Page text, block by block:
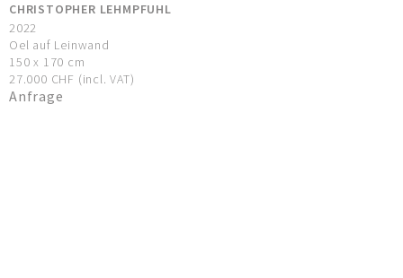
CHRISTOPHER LEHMPFUHL
2022
Oel auf Leinwand
150 x 170 cm
27.000 CHF (incl. VAT)
Anfrage